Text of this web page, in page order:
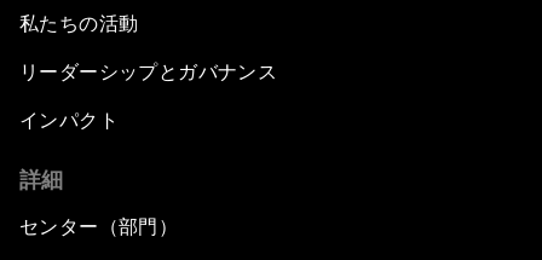
私たちの活動
リーダーシップとガバナンス
インパクト
詳細
センター（部門）